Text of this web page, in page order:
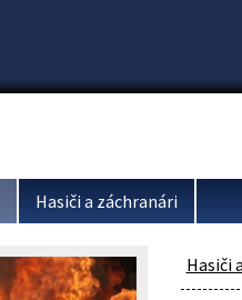
Hasiči a záchranári
Hasiči